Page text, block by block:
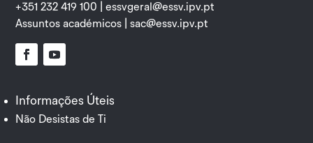
+351 232 419 100 |essvgeral@essv.ipv.pt
Assuntos académicos |sac@essv.ipv.pt
Informações Úteis
Não Desistas de Ti